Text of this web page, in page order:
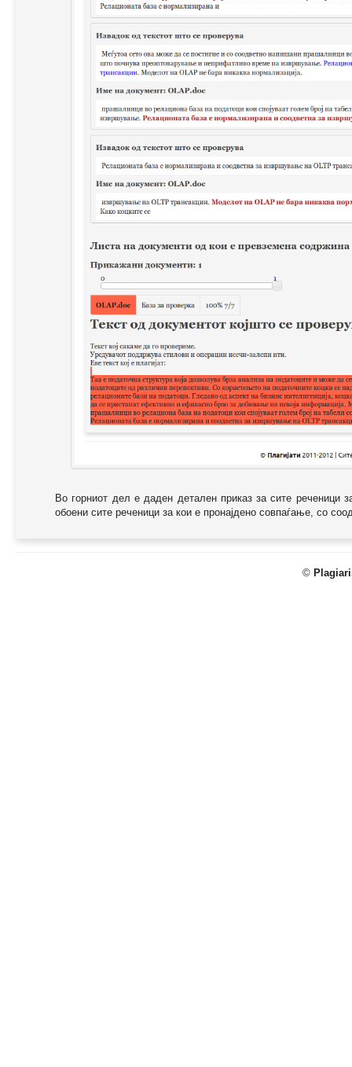
Во горниот дел е даден детален приказ за сите реченици
обоени сите реченици за кои е пронајдено совпаѓање, со
©